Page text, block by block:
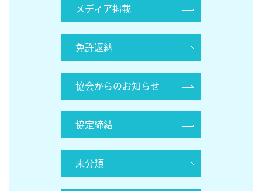
メディア掲載
免許返納
協会からのお知らせ
協定締結
未分類